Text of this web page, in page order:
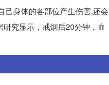
己身体的各部位产生伤害,还会
究显示，戒烟后20分钟，血